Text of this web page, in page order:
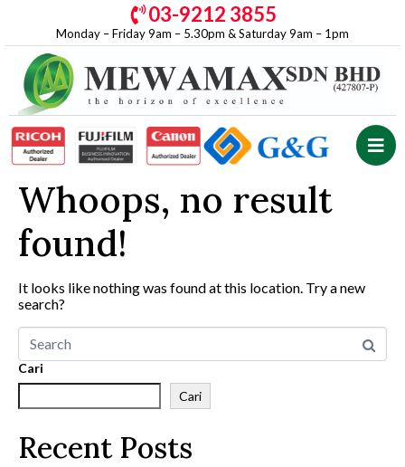
03-9212 3855
Monday – Friday 9am – 5.30pm & Saturday 9am – 1pm
Whoops, no result
found!
It looks like nothing was found at this location. Try a new
search?
Cari
Cari
Recent Posts